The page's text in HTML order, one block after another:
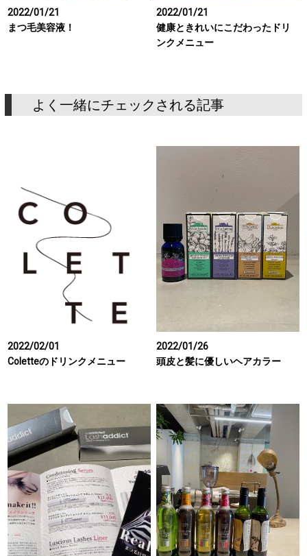
2022/01/21
まつ毛美容液！
2022/01/21
健康ときれいにこだわったドリ
ンクメニュー
よく一緒にチェックされる記事
2022/02/01
Coletteのドリンクメニュー
2022/01/26
頭皮と髪に優しいヘアカラー